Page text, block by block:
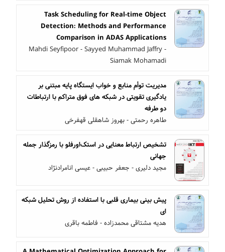
Task Scheduling for Real-time Object
Detection: Methods and Performance
Comparison in ADAS Applications
Mahdi Seyfipoor - Sayyed Muhammad Jaffry -
Siamak Mohamadi
مدیریت توأم منابع و خواب ایستگاه پایه مبتنی بر
یادگیری تقویتی در شبکه های فوق متراکم با ارتباطات
دو طرفه
طاهره رحمتی - بهروز شاهقلی قهفرخی
تشخیص ارتباط معنایی در استک‌اورفلو با رمزگذار جمله
جهانی
مجید دلیری - جعفر حبیبی - عیسی انامرادنژاد
پیش بینی بیماری قلبی با استفاده از روش تحلیل شبکه
ای
هدیه مشتاقی محمدزاده - فاطمه باقری